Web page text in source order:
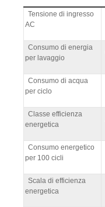
Tensione di ingresso
AC
Consumo di energia
per lavaggio
Consumo di acqua
per ciclo
Classe efficienza
energetica
Consumo energetico
per 100 cicli
Scala di efficienza
energetica